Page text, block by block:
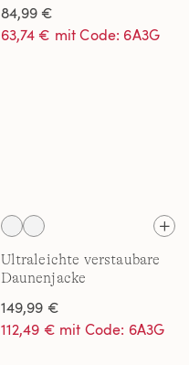
84,99 €
63,74 € mit Code: 6A3G
Ultraleichte verstaubare
Daunenjacke
149,99 €
112,49 € mit Code: 6A3G